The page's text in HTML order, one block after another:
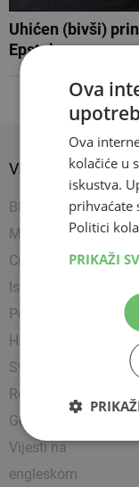
Uhićen (bivši)
Epsteinom
VIJESTI
BIH
Mostar
Crna kronika
Istražili smo
Politika
Hrvatska
Svijet
Religija
Gospodarstvo
Vijesti na
engleskom
Ova
Ova
kolačiće u
iskustva.
prihvaćate
Politici
PRIKAŽI